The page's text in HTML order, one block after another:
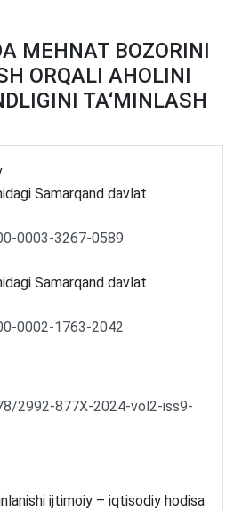
MEHNAT BOZORINI
ORQALI AHOLINI
TA‘MINLASH
Samarqand davlat
0003-3267-0589
Samarqand davlat
0002-1763-2042
2992-877X-2024-vol2-iss9-
ijtimoiy – iqtisodiy hodisa